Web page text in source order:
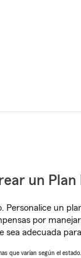
un Plan
Personalice un
por
sea adecuada
que varían según el